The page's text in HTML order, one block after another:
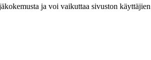
ja voi vaikuttaa sivuston